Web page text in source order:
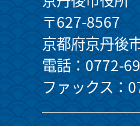
〒627-8567
京都府京丹後
電話：0772-
ファックス：